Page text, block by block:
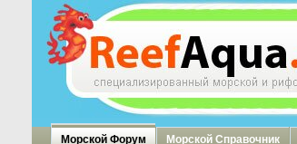
Морской Форум Морской Справочник